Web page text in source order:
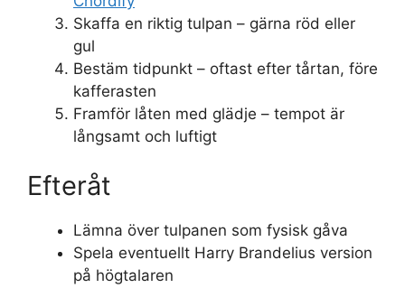
Skaffa en riktig tulpan – gärna röd eller
gul
Bestäm tidpunkt – oftast efter tårtan, före
kafferasten
Framför låten med glädje – tempot är
långsamt och luftigt
Efteråt
Lämna över tulpanen som fysisk gåva
Spela eventuellt Harry Brandelius version
på högtalaren